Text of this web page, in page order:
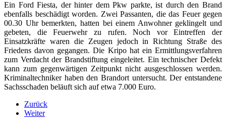
Ein Ford Fiesta, der hinter dem Pkw parkte, ist durch den Brand
ebenfalls beschädigt worden. Zwei Passanten, die das Feuer gegen
00.30 Uhr bemerkten, hatten bei einem Anwohner geklingelt und
gebeten, die Feuerwehr zu rufen. Noch vor Eintreffen der
Einsatzkräfte waren die Zeugen jedoch in Richtung Straße des
Friedens davon gegangen. Die Kripo hat ein Ermittlungsverfahren
zum Verdacht der Brandstiftung eingeleitet. Ein technischer Defekt
kann zum gegenwärtigen Zeitpunkt nicht ausgeschlossen werden.
Kriminaltechniker haben den Brandort untersucht. Der entstandene
Sachsschaden beläuft sich auf etwa 7.000 Euro.
Zurück
Weiter